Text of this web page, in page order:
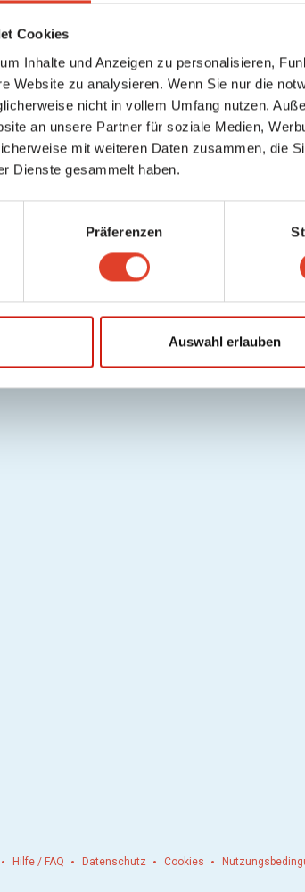
Cookies
Inhalte und Anzeigen zu personalisieren,
Website zu analysieren. Wenn Sie nur die
nicht in vollem Umfang nutzen.
an unsere Partner für soziale Medien,
mit weiteren Daten zusammen, die
Dienste gesammelt haben.
Präferenzen
Auswahl erlauben
Hilfe / FAQ Datenschutz Cookies